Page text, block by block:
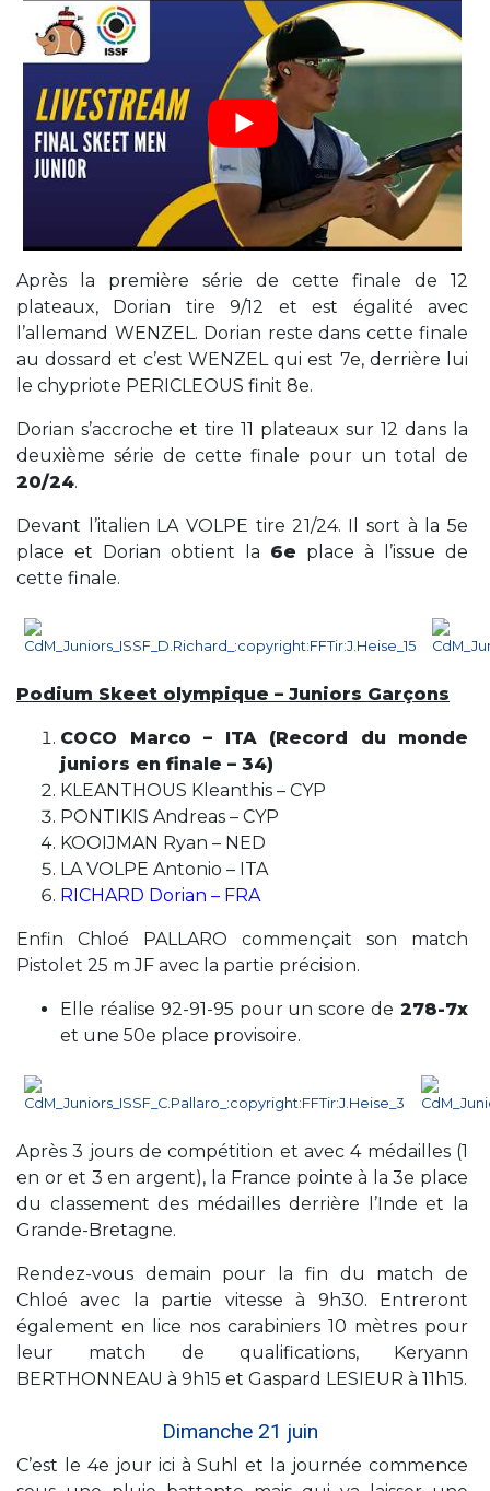
Après la première série de cette finale de 12
plateaux, Dorian tire 9/12 et est égalité avec
l’allemand WENZEL. Dorian reste dans cette finale
au dossard et c’est WENZEL qui est 7e, derrière lui
le chypriote PERICLEOUS finit 8e.
Dorian s’accroche et tire 11 plateaux sur 12 dans la
deuxième série de cette finale pour un total de
20/24.
Devant l’italien LA VOLPE tire 21/24. Il sort à la 5e
place et Dorian obtient la 6e place à l’issue de
cette finale.
Podium Skeet olympique – Juniors Garçons
COCO Marco – ITA (Record du monde
juniors en finale – 34)
KLEANTHOUS Kleanthis – CYP
PONTIKIS Andreas – CYP
KOOIJMAN Ryan – NED
LA VOLPE Antonio – ITA
RICHARD Dorian – FRA
Enfin Chloé PALLARO commençait son match
Pistolet 25 m JF avec la partie précision.
Elle réalise 92-91-95 pour un score de 278-7x
et une 50e place provisoire.
Après 3 jours de compétition et avec 4 médailles (1
en or et 3 en argent), la France pointe à la 3e place
du classement des médailles derrière l’Inde et la
Grande-Bretagne.
Rendez-vous demain pour la fin du match de
Chloé avec la partie vitesse à 9h30. Entreront
également en lice nos carabiniers 10 mètres pour
leur match de qualifications, Keryann
BERTHONNEAU à 9h15 et Gaspard LESIEUR à 11h15.
Dimanche 21 juin
C’est le 4e jour ici à Suhl et la journée commence